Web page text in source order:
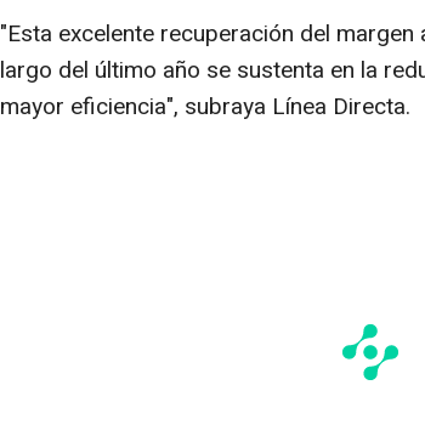
"Esta excelente recuperación del
largo del último año se sustenta en la
mayor eficiencia", subraya Línea Directa.